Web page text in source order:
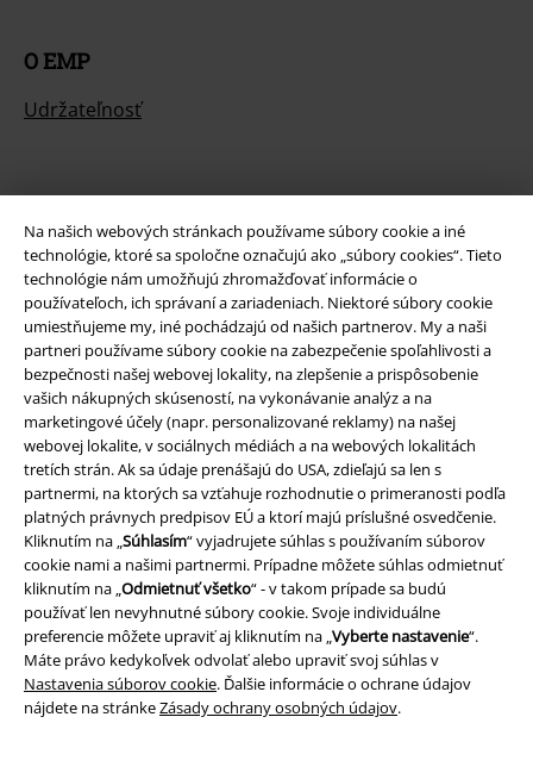
Na našich webových stránkach používame súbory cookie a iné
technológie, ktoré sa spoločne označujú ako „súbory cookies“. Tieto
technológie nám umožňujú zhromažďovať informácie o
používateľoch, ich správaní a zariadeniach. Niektoré súbory cookie
umiestňujeme my, iné pochádzajú od našich partnerov. My a naši
partneri používame súbory cookie na zabezpečenie spoľahlivosti a
bezpečnosti našej webovej lokality, na zlepšenie a prispôsobenie
vašich nákupných skúseností, na vykonávanie analýz a na
marketingové účely (napr. personalizované reklamy) na našej
webovej lokalite, v sociálnych médiách a na webových lokalitách
tretích strán. Ak sa údaje prenášajú do USA, zdieľajú sa len s
partnermi, na ktorých sa vzťahuje rozhodnutie o primeranosti podľa
platných právnych predpisov EÚ a ktorí majú príslušné osvedčenie.
Kliknutím na „Súhlasím“ vyjadrujete súhlas s používaním súborov
cookie nami a našimi partnermi. Prípadne môžete súhlas odmietnuť
kliknutím na „Odmietnuť všetko“ - v takom prípade sa budú
používať len nevyhnutné súbory cookie. Svoje individuálne
preferencie môžete upraviť aj kliknutím na „Vyberte nastavenie“.
Máte právo kedykoľvek odvolať alebo upraviť svoj súhlas v
Nastavenia súborov cookie. Ďalšie informácie o ochrane údajov
nájdete na stránkeZásady ochrany osobných údajov.
O EMP
Udržateľnosť
Staňte sa súčasťou komunity!
Spôsoby platby
Bankový prevod Platba na dobierku